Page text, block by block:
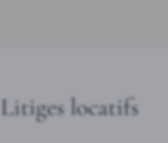
Litiges locatifs